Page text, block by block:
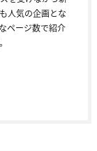
人気の企画とな
ページ数で紹介